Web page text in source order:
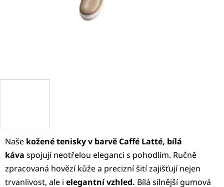
Naše kožené tenisky v barvě Caffé Latté, bílá
káva spojují neotřelou eleganci s pohodlím. Ručně
zpracovaná hovězí kůže a precizní šití zajišťují nejen
trvanlivost, ale i elegantní vzhled. Bílá silnější gumová